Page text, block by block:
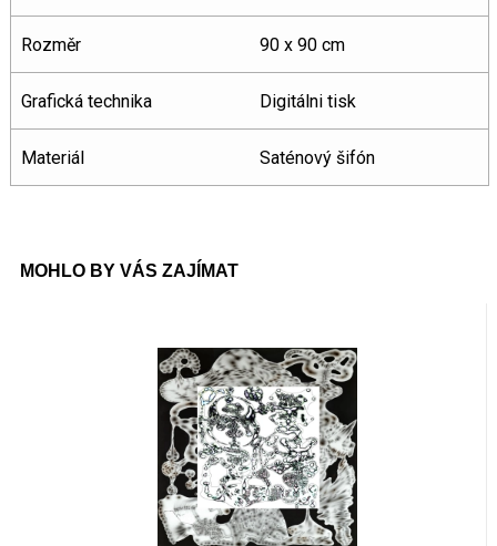
Rozměr 90 x 90 cm
Grafická technika Digitálni tisk
Materiál Saténový šifón
MOHLO BY VÁS ZAJÍMAT